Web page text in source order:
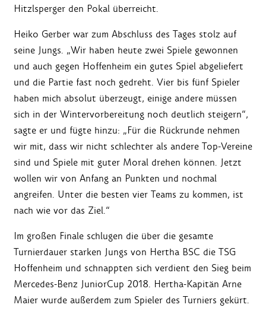
Hitzlsperger den Pokal überreicht.
Heiko Gerber war zum Abschluss des Tages stolz auf
seine Jungs. „Wir haben heute zwei Spiele gewonnen
und auch gegen Hoffenheim ein gutes Spiel abgeliefert
und die Partie fast noch gedreht. Vier bis fünf Spieler
haben mich absolut überzeugt, einige andere müssen
sich in der Wintervorbereitung noch deutlich steigern“,
sagte er und fügte hinzu: „Für die Rückrunde nehmen
wir mit, dass wir nicht schlechter als andere Top-Vereine
sind und Spiele mit guter Moral drehen können. Jetzt
wollen wir von Anfang an Punkten und nochmal
angreifen. Unter die besten vier Teams zu kommen, ist
nach wie vor das Ziel.“
Im großen Finale schlugen die über die gesamte
Turnierdauer starken Jungs von Hertha BSC die TSG
Hoffenheim und schnappten sich verdient den Sieg beim
Mercedes-Benz JuniorCup 2018. Hertha-Kapitän Arne
Maier wurde außerdem zum Spieler des Turniers gekürt.